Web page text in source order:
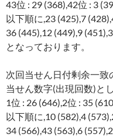
43位 : 29 (368),42位 : 3
以下順に,23 (425),7
36 (445),12 (449),9
となっております。
次回当せん日付剰余一致
当せん数字(出現回数)と
1位 : 26 (646),2位 : 35
以下順に,10 (582),4
34 (566),43 (563),6